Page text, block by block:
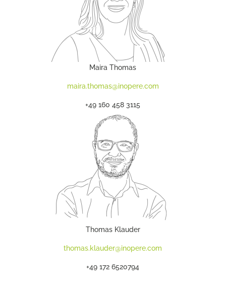
Maira Thomas
maira.thomas@inopere.com
+49 160 458 3115
Thomas Klauder
thomas.klauder@inopere.com
+49 172 6520794